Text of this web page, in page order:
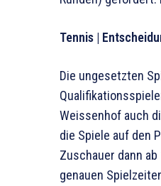
Tennis |
Die ungesetzten
Weissenhof auch
die Spiele auf den
Zuschauer dann
genauen